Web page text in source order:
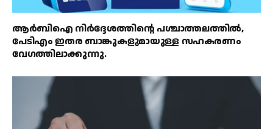
ആർബിഐ നിർദ്ദേശത്തിൻ്റെ പശ്ചാത്തലത്തിൽ,
പേടിഎം ഇതര ബാങ്കുകളുമായുള്ള സഹകരണം
വേഗത്തിലാക്കുന്നു.